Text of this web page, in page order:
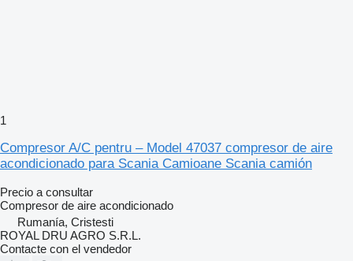
1
Compresor A/C pentru – Model 47037 compresor de aire
acondicionado para Scania Camioane Scania camión
Precio a consultar
Compresor de aire acondicionado
Rumanía, Cristesti
ROYAL DRU AGRO S.R.L.
Contacte con el vendedor